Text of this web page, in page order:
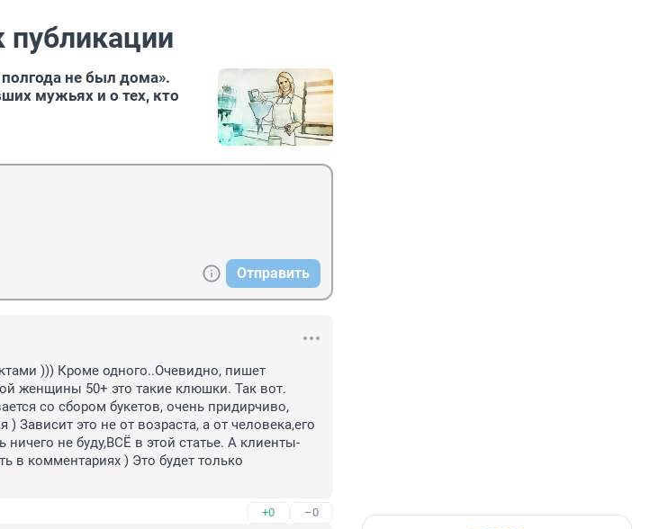
публикации
не был дома».
мужьях и о тех, кто
Отправить
))) Кроме одного..Очевидно, пишет
женщины 50+ это такие клюшки. Так вот.
со сбором букетов, очень придирчиво,
Зависит это не от возраста, а от человека,его
не буду,ВСЁ в этой статье. А клиенты-
в комментариях ) Это будет только
+0 –0